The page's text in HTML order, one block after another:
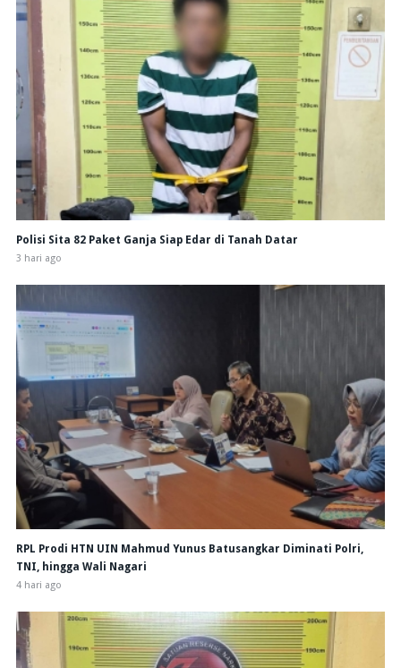
Polisi Sita 82 Paket Ganja Siap Edar di Tanah Datar
3 hari ago
RPL Prodi HTN UIN Mahmud Yunus Batusangkar Diminati Polri,
TNI, hingga Wali Nagari
4 hari ago